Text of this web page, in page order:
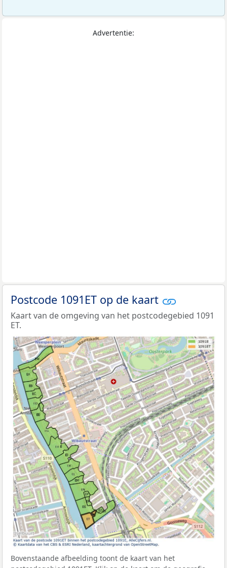
Advertentie:
Postcode 1091ET op de kaart
Kaart van de omgeving van het postcodegebied 1091
ET.
Bovenstaande afbeelding toont de kaart van het